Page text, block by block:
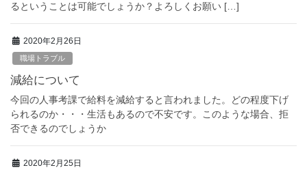
るということは可能でしょうか？よろしくお願い […]
2020年2月26日
職場トラブル
減給について
今回の人事考課で給料を減給すると言われました。どの程度下げ
られるのか・・・生活もあるので不安です。このような場合、拒
否できるのでしょうか
2020年2月25日